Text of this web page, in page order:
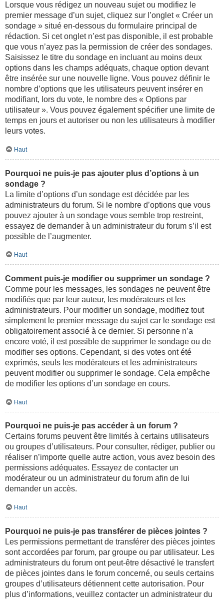
Lorsque vous rédigez un nouveau sujet ou modifiez le
premier message d’un sujet, cliquez sur l’onglet « Créer un
sondage » situé en-dessous du formulaire principal de
rédaction. Si cet onglet n’est pas disponible, il est probable
que vous n’ayez pas la permission de créer des sondages.
Saisissez le titre du sondage en incluant au moins deux
options dans les champs adéquats, chaque option devant
être insérée sur une nouvelle ligne. Vous pouvez définir le
nombre d’options que les utilisateurs peuvent insérer en
modifiant, lors du vote, le nombre des « Options par
utilisateur ». Vous pouvez également spécifier une limite de
temps en jours et autoriser ou non les utilisateurs à modifier
leurs votes.
Haut
Pourquoi ne puis-je pas ajouter plus d’options à un
sondage ?
La limite d’options d’un sondage est décidée par les
administrateurs du forum. Si le nombre d’options que vous
pouvez ajouter à un sondage vous semble trop restreint,
essayez de demander à un administrateur du forum s’il est
possible de l’augmenter.
Haut
Comment puis-je modifier ou supprimer un sondage ?
Comme pour les messages, les sondages ne peuvent être
modifiés que par leur auteur, les modérateurs et les
administrateurs. Pour modifier un sondage, modifiez tout
simplement le premier message du sujet car le sondage est
obligatoirement associé à ce dernier. Si personne n’a
encore voté, il est possible de supprimer le sondage ou de
modifier ses options. Cependant, si des votes ont été
exprimés, seuls les modérateurs et les administrateurs
peuvent modifier ou supprimer le sondage. Cela empêche
de modifier les options d’un sondage en cours.
Haut
Pourquoi ne puis-je pas accéder à un forum ?
Certains forums peuvent être limités à certains utilisateurs
ou groupes d’utilisateurs. Pour consulter, rédiger, publier ou
réaliser n’importe quelle autre action, vous avez besoin des
permissions adéquates. Essayez de contacter un
modérateur ou un administrateur du forum afin de lui
demander un accès.
Haut
Pourquoi ne puis-je pas transférer de pièces jointes ?
Les permissions permettant de transférer des pièces jointes
sont accordées par forum, par groupe ou par utilisateur. Les
administrateurs du forum ont peut-être désactivé le transfert
de pièces jointes dans le forum concerné, ou seuls certains
groupes d’utilisateurs détiennent cette autorisation. Pour
plus d’informations, veuillez contacter un administrateur du